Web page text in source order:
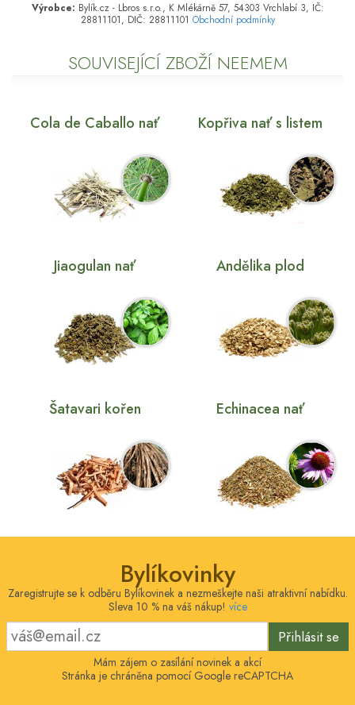
Výrobce: Bylík.cz - Lbros s.r.o., K Mlékárně 57, 54303 Vrchlabí 3, IČ:
28811101, DIČ: 28811101 Obchodní podmínky
SOUVISEJÍCÍ ZBOŽÍ NEEMEM
Cola de Caballo nať Kopřiva nať s listem
Jiaogulan nať Andělika plod
Šatavari kořen Echinacea nať
Bylíkovinky
Zaregistrujte se k odběru Bylíkovinek a nezmeškejte naši atraktivní nabídku.
Sleva 10 % na váš nákup! více
Přihlásit se
Mám zájem o zasílání novinek a akcí
Stránka je chráněna pomocí Google reCAPTCHA